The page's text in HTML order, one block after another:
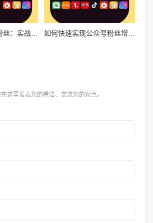
公众号如何吸引粉丝：实战指南
这里发表您的看法、交流您的观点。